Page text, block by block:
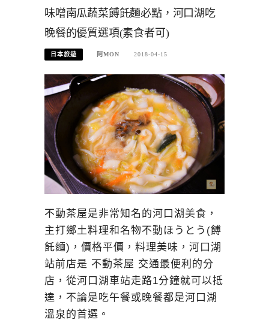
味噌南瓜蔬菜餺飥麵必點，河口湖吃
晚餐的優質選項(素食者可)
日本旅遊 阿MON 2018-04-15
不動茶屋是非常知名的河口湖美食，
主打鄉土料理和名物不動ほうとう(餺
飥麵)，價格平價，料理美味，河口湖
站前店是 不動茶屋 交通最便利的分
店，從河口湖車站走路1分鐘就可以抵
達，不論是吃午餐或晚餐都是河口湖
溫泉的首選。